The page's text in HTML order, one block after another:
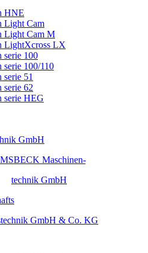
HNE
Light Cam
Light Cam M
LightXcross LX
serie 100
100/110
51
serie 62
serie HEG
GmbH
Maschinen-
technik GmbH
GmbH & Co. KG